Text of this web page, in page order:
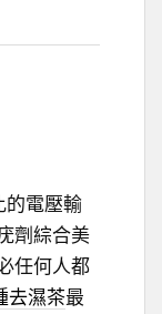
的電壓輸
劑綜合美
任何人都
去濕茶最